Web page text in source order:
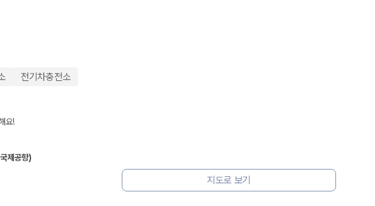
나요?
트카 업체별 가격, 차종, 보험 조건, 예약 가능 차량을 한 번에 비교할 수 있습니다.
전기차충전소
요!
제공항)
지도로 보기